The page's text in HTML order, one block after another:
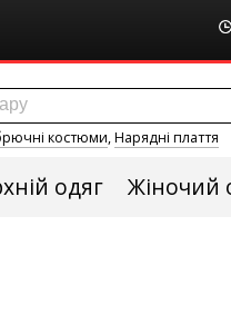
костюми,Нарядні плаття
одяг Жіночий